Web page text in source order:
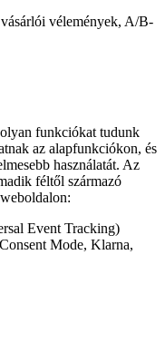
vélemények, A/B-
funkciókat tudunk
az alapfunkciókon, és
használatát. Az
féltől származó
Event Tracking)
Mode, Klarna,